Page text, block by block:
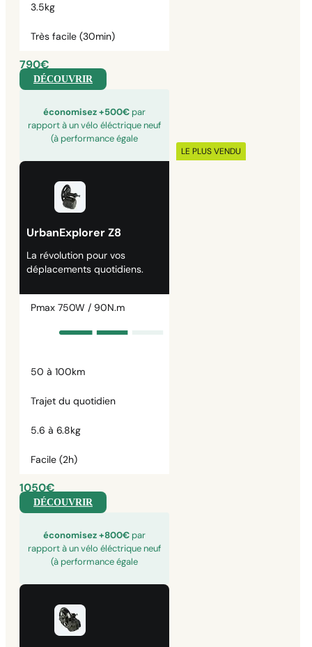
3.5kg
Très facile (30min)
790€
DÉCOUVRIR
économisez +500€ par
rapport à un vélo éléctrique neuf
(à performance égale
UrbanExplorer Z8
La révolution pour vos
déplacements quotidiens.
Pmax 750W / 90N.m
50 à 100km
Trajet du quotidien
5.6 à 6.8kg
Facile (2h)
1050€
DÉCOUVRIR
économisez +800€ par
rapport à un vélo éléctrique neuf
(à performance égale
LE PLUS VENDU